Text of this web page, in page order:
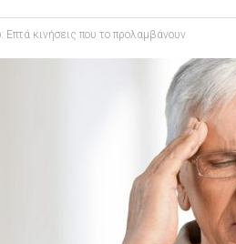
Επτά κινήσεις που το προλαμβάνουν